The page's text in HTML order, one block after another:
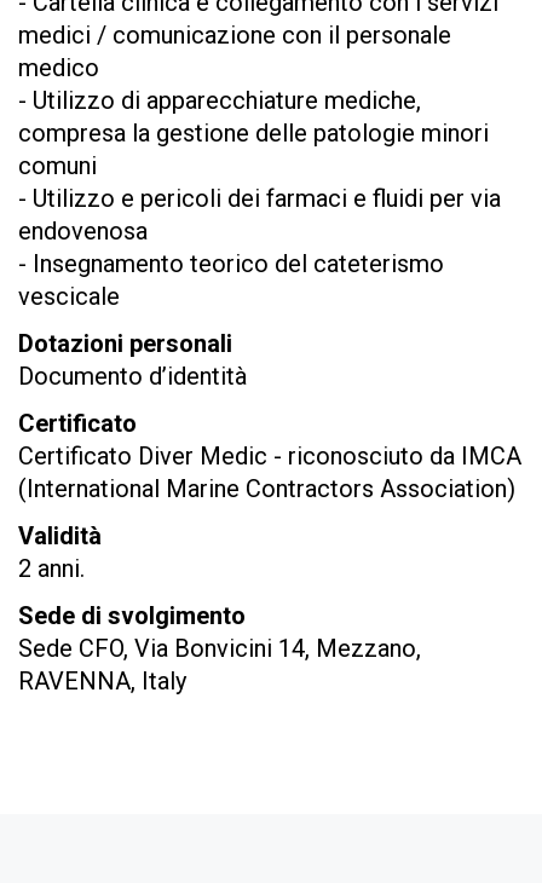
medici / comunicazione con il personale
medico
- Utilizzo di apparecchiature mediche,
compresa la gestione delle patologie minori
comuni
- Utilizzo e pericoli dei farmaci e fluidi per via
endovenosa
- Insegnamento teorico del cateterismo
vescicale
Dotazioni personali
Documento d’identità
Certificato
Certificato Diver Medic - riconosciuto da IMCA
(International Marine Contractors Association)
Validità
2 anni.
Sede di svolgimento
Sede CFO, Via Bonvicini 14, Mezzano,
RAVENNA, Italy